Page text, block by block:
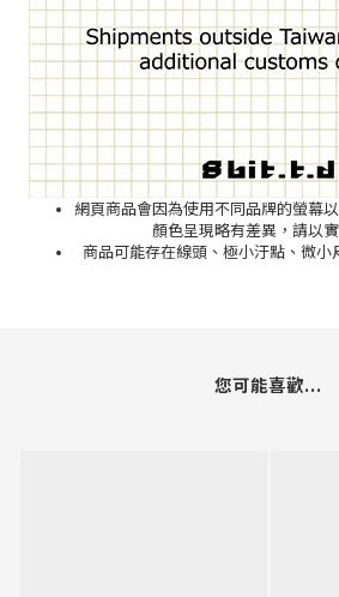
網頁商品會因為使用不同品牌的螢幕
顏色呈現略有差異，請以
商品可能存在線頭、極小汙點、微小
您可能喜歡...